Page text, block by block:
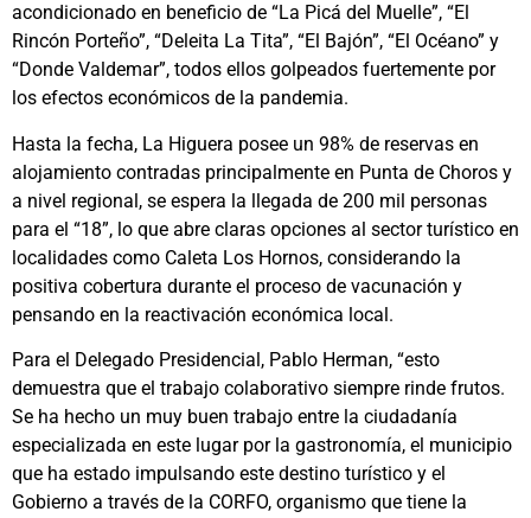
acondicionado en beneficio de “La Picá del Muelle”, “El
Rincón Porteño”, “Deleita La Tita”, “El Bajón”, “El Océano” y
“Donde Valdemar”, todos ellos golpeados fuertemente por
los efectos económicos de la pandemia.
Hasta la fecha, La Higuera posee un 98% de reservas en
alojamiento contradas principalmente en Punta de Choros y
a nivel regional, se espera la llegada de 200 mil personas
para el “18”, lo que abre claras opciones al sector turístico en
localidades como Caleta Los Hornos, considerando la
positiva cobertura durante el proceso de vacunación y
pensando en la reactivación económica local.
Para el Delegado Presidencial, Pablo Herman, “esto
demuestra que el trabajo colaborativo siempre rinde frutos.
Se ha hecho un muy buen trabajo entre la ciudadanía
especializada en este lugar por la gastronomía, el municipio
que ha estado impulsando este destino turístico y el
Gobierno a través de la CORFO, organismo que tiene la